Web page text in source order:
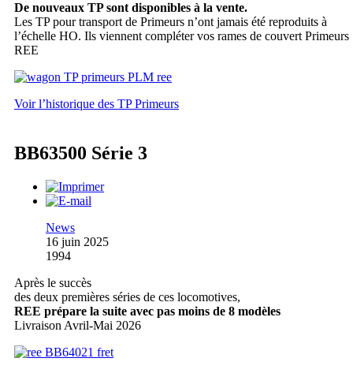
De nouveaux TP sont disponibles à la vente.
Les TP pour transport de Primeurs n’ont jamais été reproduits à
l’échelle HO. Ils viennent compléter vos rames de couvert Primeurs
REE
Voir l’historique des TP Primeurs
BB63500 Série 3
News
16 juin 2025
1994
Après le succès
des deux premières séries de ces locomotives,
REE prépare la suite avec pas moins de 8 modèles
Livraison Avril-Mai 2026